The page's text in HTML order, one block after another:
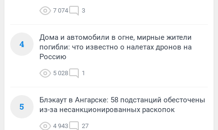
7 074 3
4
Дома и автомобили в огне, мирные жители
погибли: что известно о налетах дронов на
Россию
5 028 1
5
Блэкаут в Ангарске: 58 подстанций обесточены
из-за несанкционированных раскопок
4 943 27